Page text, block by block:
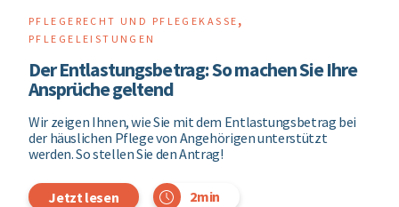
PFLEGERECHT UND PFLEGEKASSE ,
PFLEGELEISTUNGEN
Der Entlastungsbetrag: So machen Sie Ihre
Ansprüche geltend
Wir zeigen Ihnen, wie Sie mit dem Entlastungsbetrag bei
der häuslichen Pflege von Angehörigen unterstützt
werden. So stellen Sie den Antrag!
Jetzt lesen 2min